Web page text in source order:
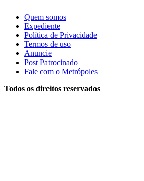
Quem somos
Expediente
Política de Privacidade
Termos de uso
Anuncie
Post Patrocinado
Fale com o Metrópoles
Todos os direitos reservados